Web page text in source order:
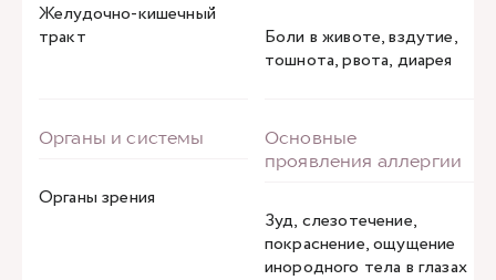
Желудочно-кишечный
тракт
Боли в животе, вздутие,
тошнота, рвота, диарея
Органы зрения
Зуд, слезотечение,
покраснение, ощущение
инородного тела в глазах